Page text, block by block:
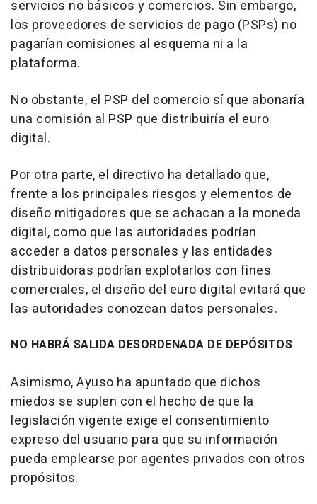
servicios no básicos y comercios. Sin embargo,
los proveedores de servicios de pago (PSPs) no
pagarían comisiones al esquema ni a la
plataforma.
No obstante, el PSP del comercio sí que abonaría
una comisión al PSP que distribuiría el euro
digital.
Por otra parte, el directivo ha detallado que,
frente a los principales riesgos y elementos de
diseño mitigadores que se achacan a la moneda
digital, como que las autoridades podrían
acceder a datos personales y las entidades
distribuidoras podrían explotarlos con fines
comerciales, el diseño del euro digital evitará que
las autoridades conozcan datos personales.
NO HABRÁ SALIDA DESORDENADA DE DEPÓSITOS
Asimismo, Ayuso ha apuntado que dichos
miedos se suplen con el hecho de que la
legislación vigente exige el consentimiento
expreso del usuario para que su información
pueda emplearse por agentes privados con otros
propósitos.